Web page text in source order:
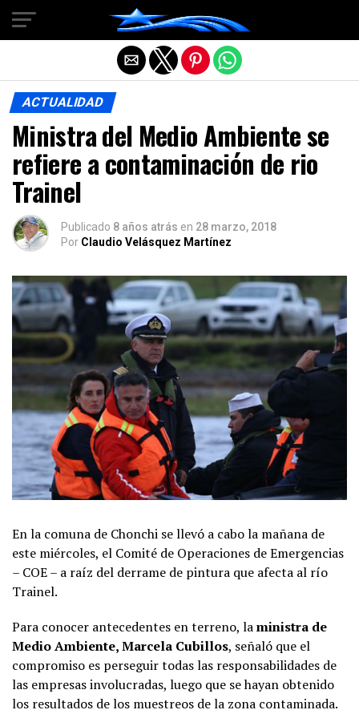
ACTUALIDAD
Ministra del Medio Ambiente se
refiere a contaminación de rio
Trainel
Publicado 8 años atrás en 28 marzo, 2018
Por Claudio Velásquez Martínez
En la comuna de Chonchi se llevó a cabo la mañana de
este miércoles, el Comité de Operaciones de Emergencias
– COE – a raíz del derrame de pintura que afecta al río
Trainel.
Para conocer antecedentes en terreno, laministra de
Medio Ambiente, Marcela Cubillos, señaló que el
compromiso es perseguir todas las responsabilidades de
las empresas involucradas, luego que se hayan obtenido
los resultados de los muestreos de la zona contaminada.
Salir de la versión móvil